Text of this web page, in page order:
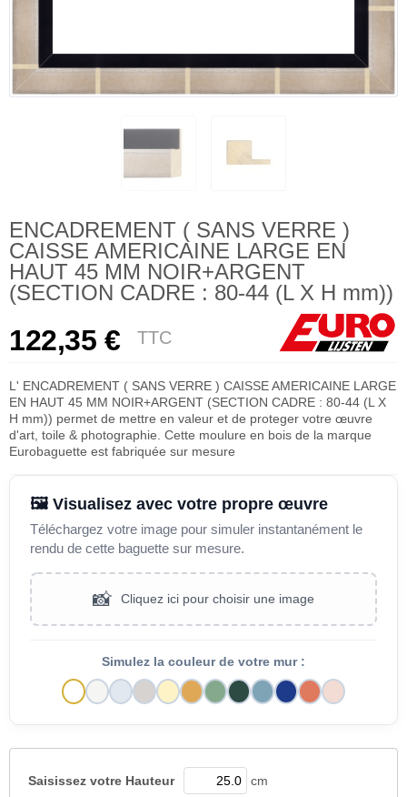
ENCADREMENT ( SANS VERRE )
CAISSE AMERICAINE LARGE EN
HAUT 45 MM NOIR+ARGENT
(SECTION CADRE : 80-44 (L X H mm))
122,35 € TTC
L' ENCADREMENT ( SANS VERRE ) CAISSE AMERICAINE LARGE
EN HAUT 45 MM NOIR+ARGENT (SECTION CADRE : 80-44 (L X
H mm)) permet de mettre en valeur et de proteger votre œuvre
d'art, toile & photographie. Cette moulure en bois de la marque
Eurobaguette est fabriquée sur mesure
🖼️ Visualisez avec votre propre œuvre
Téléchargez votre image pour simuler instantanément le
rendu de cette baguette sur mesure.
📸 Cliquez ici pour choisir une image
Simulez la couleur de votre mur :
Saisissez votre Hauteur cm